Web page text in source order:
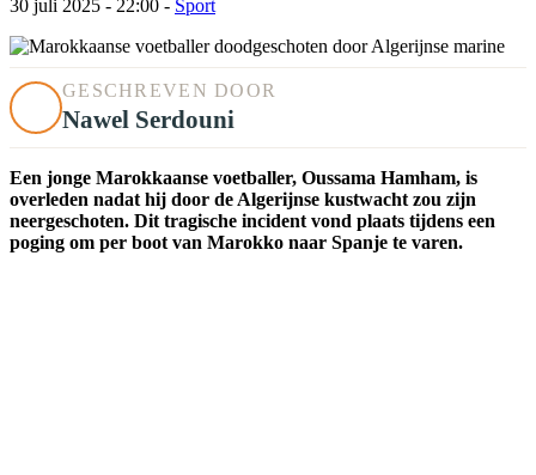
30 juli 2025 - 22:00 - Sport
GESCHREVEN DOOR
Nawel Serdouni
Een jonge Marokkaanse voetballer, Oussama Hamham, is
overleden nadat hij door de Algerijnse kustwacht zou zijn
neergeschoten. Dit tragische incident vond plaats tijdens een
poging om per boot van Marokko naar Spanje te varen.